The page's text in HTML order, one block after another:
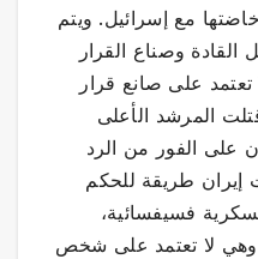
يومًا التي خاضتها مع إسرائيل. ويتم
وصناع القرار
على صانع قرار
المرشد الأعلى
على الفور من الرد
إيران طريقة للحكم
فسيفسائية،
وهي لا تعتمد على شخص